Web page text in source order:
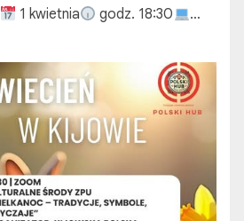
1 kwietnia godz. 18:30 …